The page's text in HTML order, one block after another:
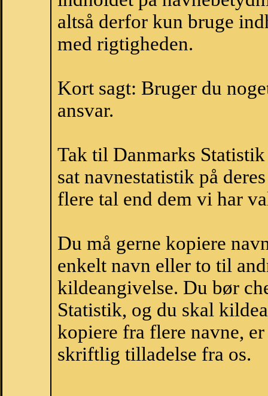
altså derfor kun bruge
med rigtigheden.
Kort sagt: Bruger du
ansvar.
Tak til Danmarks
sat navnestatistik på
flere tal end dem vi har
Du må gerne kopiere
enkelt navn eller to til
kildeangivelse. Du bør
Statistik, og du skal
kopiere fra flere navne,
skriftlig tilladelse fra os.